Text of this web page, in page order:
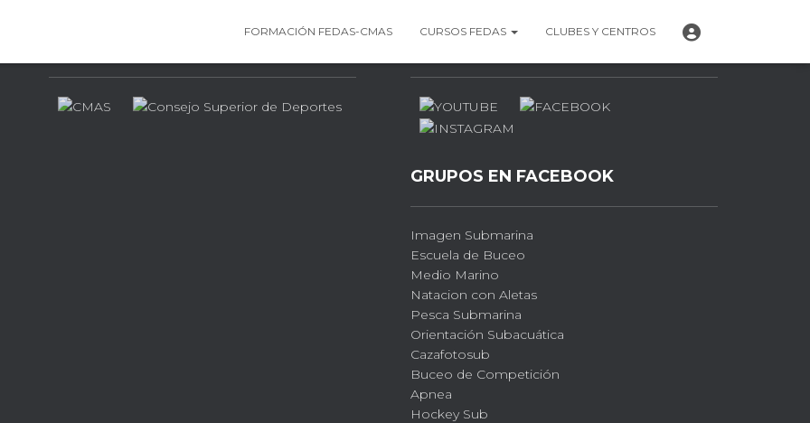
FORMACIÓN FEDAS-CMAS CURSOS FEDAS CLUBES Y CENTROS
R
GRUPOS EN FACEBOOK
Imagen Submarina
Escuela de Buceo
Medio Marino
Natacion con Aletas
Pesca Submarina
Orientación Subacuática
Cazafotosub
Buceo de Competición
Apnea
Hockey Sub